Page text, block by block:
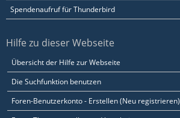
Spendenaufruf für Thunderbird
Hilfe zu dieser Webseite
Übersicht der Hilfe zur Webseite
Die Suchfunktion benutzen
Foren-Benutzerkonto - Erstellen (Neu registrieren)